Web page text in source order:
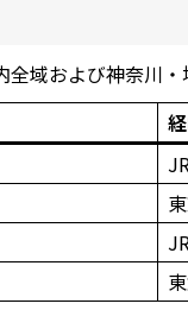
域および神奈川